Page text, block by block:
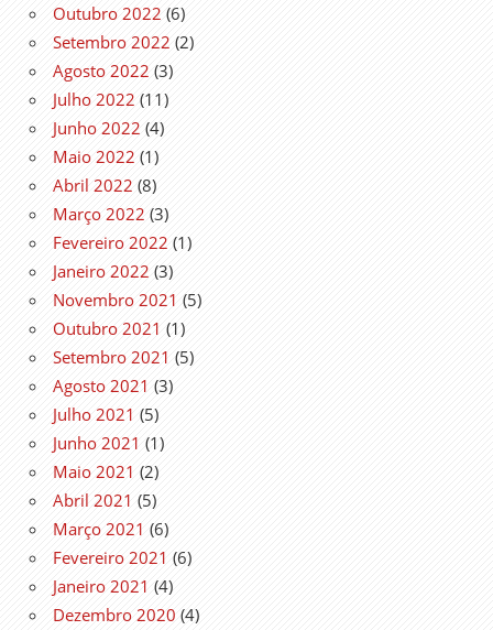
Outubro 2022 (6)
Setembro 2022 (2)
Agosto 2022 (3)
Julho 2022 (11)
Junho 2022 (4)
Maio 2022 (1)
Abril 2022 (8)
Março 2022 (3)
Fevereiro 2022 (1)
Janeiro 2022 (3)
Novembro 2021 (5)
Outubro 2021 (1)
Setembro 2021 (5)
Agosto 2021 (3)
Julho 2021 (5)
Junho 2021 (1)
Maio 2021 (2)
Abril 2021 (5)
Março 2021 (6)
Fevereiro 2021 (6)
Janeiro 2021 (4)
Dezembro 2020 (4)